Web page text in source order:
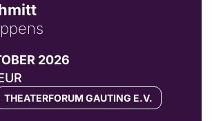
2026
THEATERFORUM GAUTING E.V.